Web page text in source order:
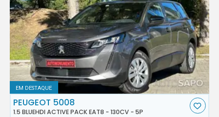
EM DESTAQUE
PEUGEOT 5008
1.5 BLUEHDI ACTIVE PACK EAT8 - 130CV - 5P